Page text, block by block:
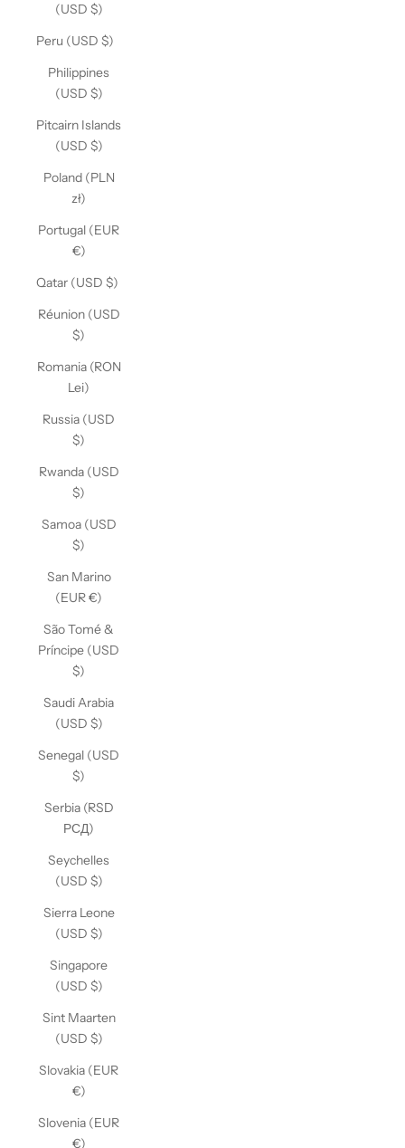
(USD $)
Peru (USD $)
Philippines
(USD $)
Pitcairn Islands
(USD $)
Poland (PLN
zł)
Portugal (EUR
€)
Qatar (USD $)
Réunion (USD
$)
Romania (RON
Lei)
Russia (USD
$)
Rwanda (USD
$)
Samoa (USD
$)
San Marino
(EUR €)
São Tomé &
Príncipe (USD
$)
Saudi Arabia
(USD $)
Senegal (USD
$)
Serbia (RSD
РСД)
Seychelles
(USD $)
Sierra Leone
(USD $)
Singapore
(USD $)
Sint Maarten
(USD $)
Slovakia (EUR
€)
Slovenia (EUR
€)